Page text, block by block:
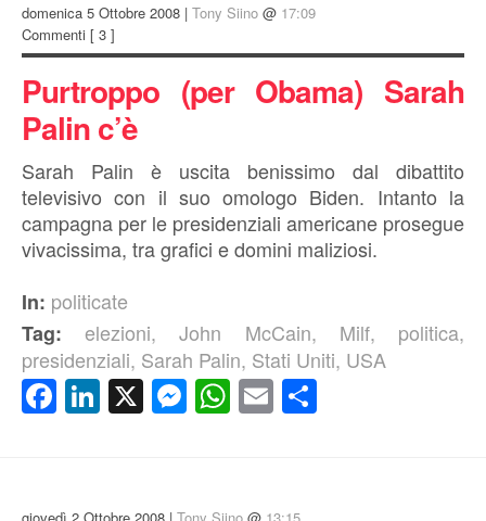
domenica 5 Ottobre 2008 | Tony Siino @ 17:09
Commenti [ 3 ]
Purtroppo (per Obama) Sarah
Palin c’è
Sarah Palin è uscita benissimo dal dibattito
televisivo con il suo omologo Biden. Intanto la
campagna per le presidenziali americane prosegue
vivacissima, tra grafici e domini maliziosi.
In: politicate
Tag:
elezioni,John McCain, Milf, politica,
presidenziali, Sarah Palin, Stati Uniti, USA
Facebook
LinkedIn
X Messenger
WhatsApp
Email